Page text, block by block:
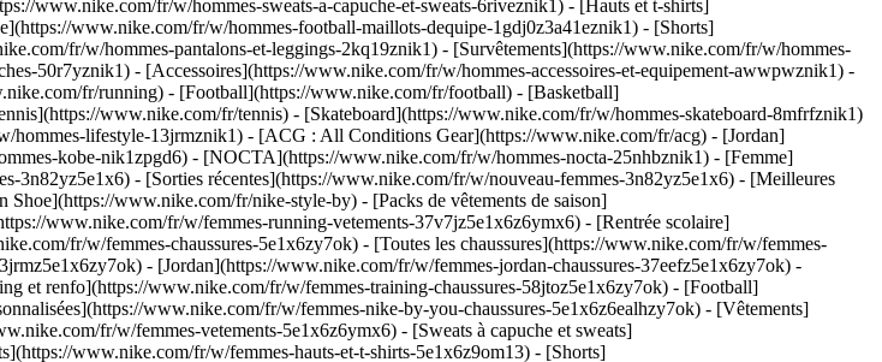
www.nike.com/fr/w/hommes-sweats-a-capuche-et-sweats-6riveznik1) - [Hauts et t-shirts]
www.nike.com/fr/w/hommes-football-maillots-dequipe-1gdj0z3a41eznik1) - [Shorts]
fr/w/hommes-pantalons-et-leggings-2kq19znik1) - [Survêtements](https://www.nike.com/fr/w/hommes-
50r7yznik1) - [Accessoires](https://www.nike.com/fr/w/hommes-accessoires-et-equipement-awwpwznik1) -
fr/running) - [Football](https://www.nike.com/fr/football) - [Basketball]
www.nike.com/fr/tennis) - [Skateboard](https://www.nike.com/fr/w/hommes-skateboard-8mfrfznik1)
hommes-lifestyle-13jrmznik1) - [ACG : All Conditions Gear](https://www.nike.com/fr/acg) - [Jordan]
kobe-nik1zpgd6) - [NOCTA](https://www.nike.com/fr/w/hommes-nocta-25nhbznik1) - [Femme]
- [Sorties récentes](https://www.nike.com/fr/w/nouveau-femmes-3n82yz5e1x6) - [Meilleures
www.nike.com/fr/nike-style-by) - [Packs de vêtements de saison]
www.nike.com/fr/w/femmes-running-vetements-37v7jz5e1x6z6ymx6) - [Rentrée scolaire]
fr/w/femmes-chaussures-5e1x6zy7ok) - [Toutes les chaussures](https://www.nike.com/fr/w/femmes-
- [Jordan](https://www.nike.com/fr/w/femmes-jordan-chaussures-37eefz5e1x6zy7ok) -
et renfo](https://www.nike.com/fr/w/femmes-training-chaussures-58jtoz5e1x6zy7ok) - [Football]
www.nike.com/fr/w/femmes-nike-by-you-chaussures-5e1x6z6ealhzy7ok) - [Vêtements]
fr/w/femmes-vetements-5e1x6z6ymx6) - [Sweats à capuche et sweats]
www.nike.com/fr/w/femmes-hauts-et-t-shirts-5e1x6z9om13) - [Shorts]